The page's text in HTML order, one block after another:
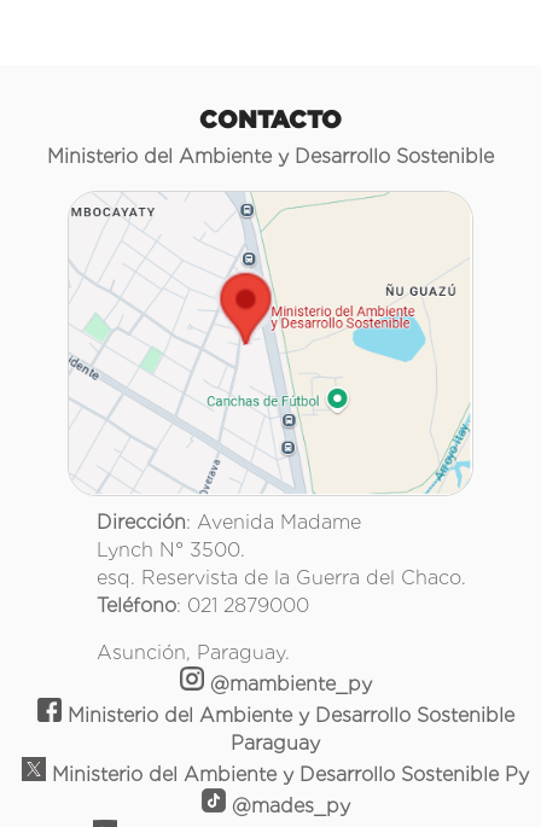
CONTACTO
Ministerio del Ambiente y Desarrollo Sostenible
Dirección: Avenida Madame
Lynch N° 3500.
esq. Reservista de la Guerra del Chaco.
Teléfono: 021 2879000
Asunción, Paraguay.
@mambiente_py
Ministerio del Ambiente y Desarrollo Sostenible
Paraguay
Ministerio del Ambiente y Desarrollo Sostenible Py
@mades_py